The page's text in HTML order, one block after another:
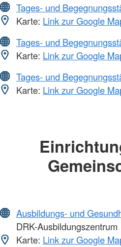
Tages- und
Karte: Link zur Google
Tages- und
Karte: Link zur Google
Tages- und
Karte: Link zur Google
Ausbildungs- und
DRK-Ausbildungszentrum
Karte: Link zur Google